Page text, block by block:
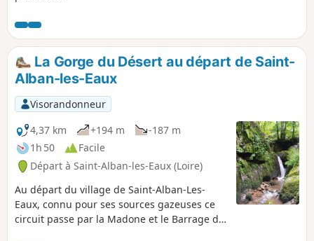
La Gorge du Désert au départ de Saint-
Alban-les-Eaux
Visorandonneur
4,37 km
+194 m
-187 m
1h 50
Facile
Départ à Saint-Alban-les-Eaux (Loire)
Au départ du village de Saint-Alban-Les-
Eaux, connu pour ses sources gazeuses ce
circuit passe par la Madone et le Barrage de